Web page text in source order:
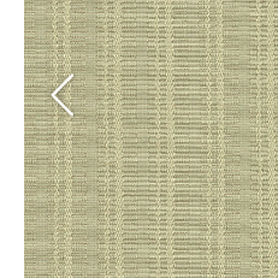
ブランド・コレクション
Lilycolor Coordinate 着せ替えシミ
壁紙
カーテン
床材
サステナブル商品
ノンワックス床タイル
壁紙機能性ガイド
施工事例
施工事例 トップ
医療・福祉施設
ホテル・オフィス・店舗
モデルハウス
新築戸建・マンション
#リリカラのある暮らし
リリカラノート
ショールーム
ショールーム トップ
東京ショールーム
お客様サポート